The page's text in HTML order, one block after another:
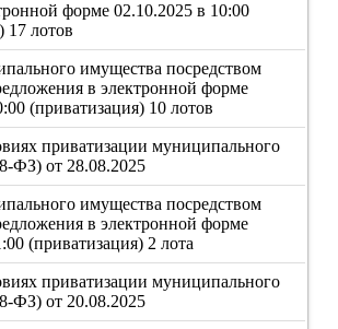
форме 02.10.2025 в 10:00
17 лотов
имущества посредством
в электронной форме
(приватизация) 10 лотов
приватизации муниципального
ФЗ) от 28.08.2025
имущества посредством
в электронной форме
(приватизация) 2 лота
приватизации муниципального
ФЗ) от 20.08.2025